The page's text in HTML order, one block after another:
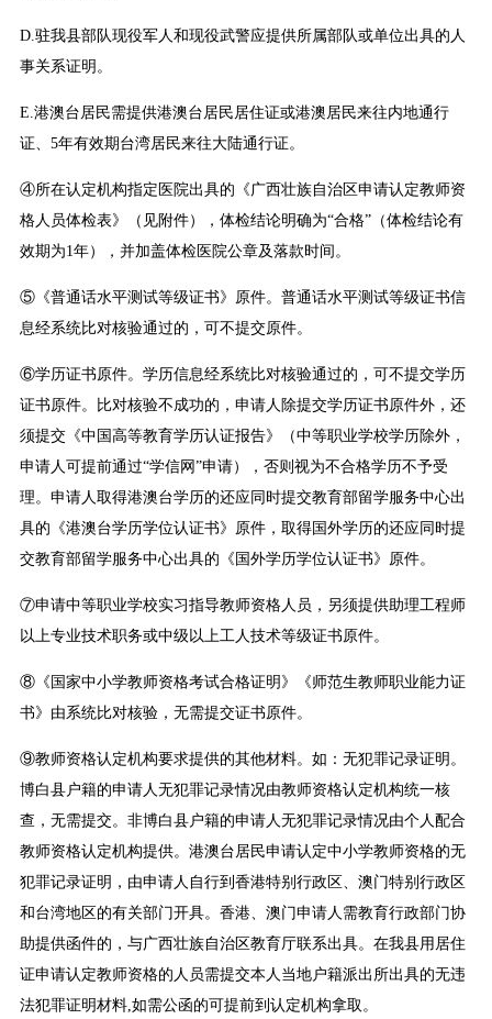
D.驻我县部队现役军人和现役武警应提供所属部队或单位出具的人
事关系证明。
E.港澳台居民需提供港澳台居民居住证或港澳居民来往内地通行
证、5年有效期台湾居民来往大陆通行证。
④所在认定机构指定医院出具的《广西壮族自治区申请认定教师资
格人员体检表》（见附件），体检结论明确为“合格”（体检结论有
效期为1年），并加盖体检医院公章及落款时间。
⑤《普通话水平测试等级证书》原件。普通话水平测试等级证书信
息经系统比对核验通过的，可不提交原件。
⑥学历证书原件。学历信息经系统比对核验通过的，可不提交学历
证书原件。比对核验不成功的，申请人除提交学历证书原件外，还
须提交《中国高等教育学历认证报告》（中等职业学校学历除外，
申请人可提前通过“学信网”申请），否则视为不合格学历不予受
理。申请人取得港澳台学历的还应同时提交教育部留学服务中心出
具的《港澳台学历学位认证书》原件，取得国外学历的还应同时提
交教育部留学服务中心出具的《国外学历学位认证书》原件。
⑦申请中等职业学校实习指导教师资格人员，另须提供助理工程师
以上专业技术职务或中级以上工人技术等级证书原件。
⑧《国家中小学教师资格考试合格证明》《师范生教师职业能力证
书》由系统比对核验，无需提交证书原件。
⑨教师资格认定机构要求提供的其他材料。如：无犯罪记录证明。
博白县户籍的申请人无犯罪记录情况由教师资格认定机构统一核
查，无需提交。非博白县户籍的申请人无犯罪记录情况由个人配合
教师资格认定机构提供。港澳台居民申请认定中小学教师资格的无
犯罪记录证明，由申请人自行到香港特别行政区、澳门特别行政区
和台湾地区的有关部门开具。香港、澳门申请人需教育行政部门协
助提供函件的，与广西壮族自治区教育厅联系出具。在我县用居住
证申请认定教师资格的人员需提交本人当地户籍派出所出具的无违
法犯罪证明材料,如需公函的可提前到认定机构拿取。